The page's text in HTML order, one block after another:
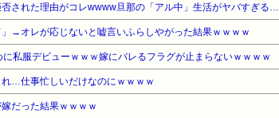
否された理由がコレwwww旦那の「アル中」生活がヤバすぎる…
」→オレが応じないと嘘言いふらしやがった結果ｗｗｗｗ
に私服デビューｗｗｗ嫁にバレるフラグが止まらないｗｗｗｗ
れ…仕事忙しいだけなのにｗｗｗｗ
だった結果ｗｗｗｗ